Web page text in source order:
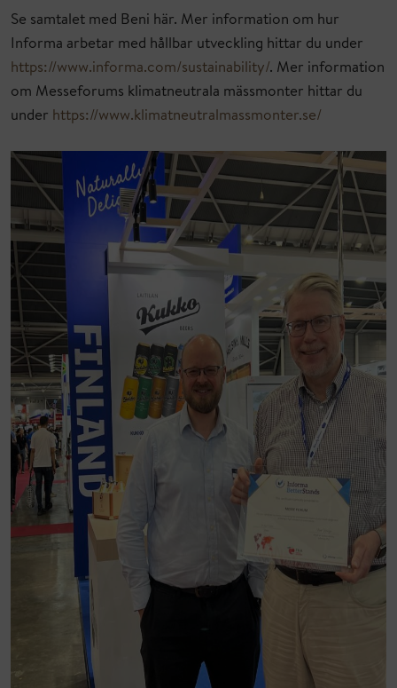
Se samtalet med Beni här. Mer information om hur
Informa arbetar med hållbar utveckling hittar du under
https://www.informa.com/sustainability/. Mer information
om Messeforums klimatneutrala mässmonter hittar du
under https://www.klimatneutralmassmonter.se/